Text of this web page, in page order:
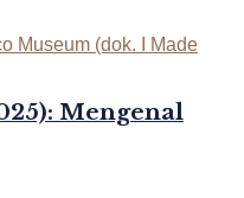
Mengenal